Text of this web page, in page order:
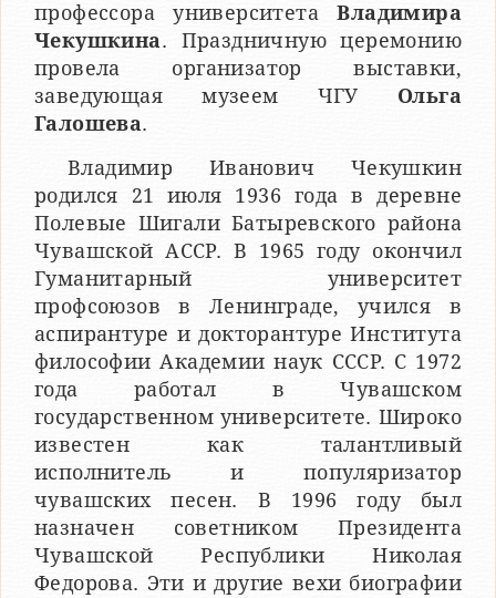
профессора университетаВладимира
Чекушкина. Праздничную церемонию
провела организатор выставки,
заведующая музеем ЧГУ Ольга
Галошева.
Владимир Иванович Чекушкин
родился 21 июля 1936 года в деревне
Полевые Шигали Батыревского района
Чувашской АССР. В 1965 году окончил
Гуманитарный университет
профсоюзов в Ленинграде, учился в
аспирантуре и докторантуре Института
философии Академии наук СССР. С 1972
года работал в Чувашском
государственном университете. Широко
известен как талантливый
исполнитель и популяризатор
чувашских песен. В 1996 году был
назначен советником Президента
Чувашской Республики Николая
Федорова. Эти и другие вехи биографии